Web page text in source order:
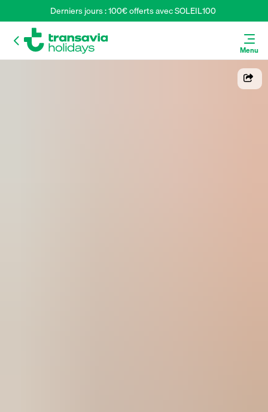
Derniers jours : 100€ offerts avec SOLEIL100
Menu